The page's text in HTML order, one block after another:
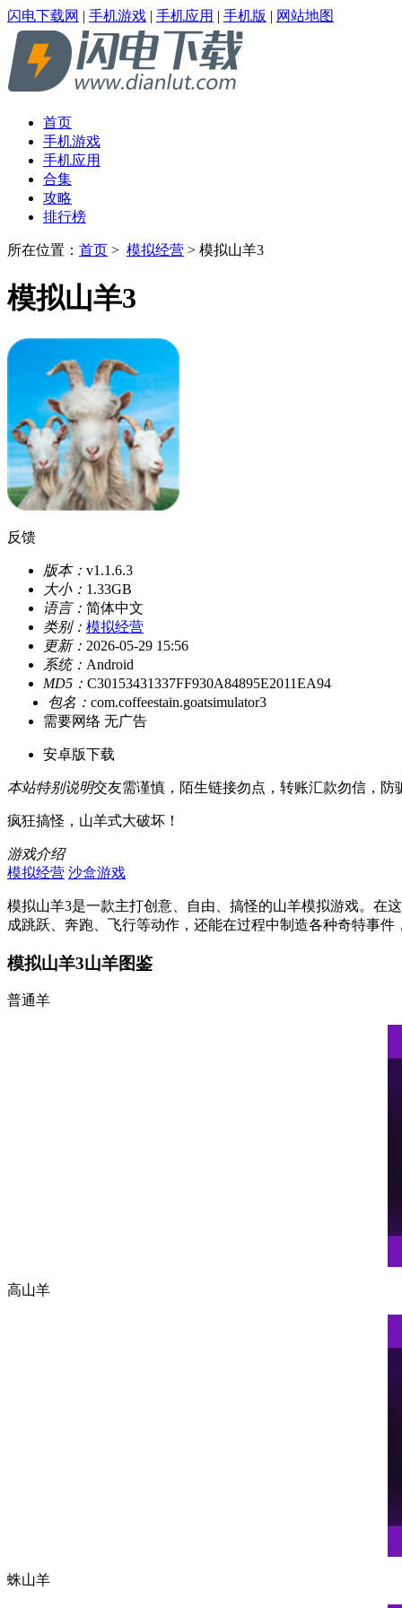
闪电下载网 | 手机游戏 | 手机应用 | 手机版 | 网站地图
首页
手机游戏
手机应用
合集
攻略
排行榜
所在位置： 首页 > 模拟经营 > 模拟山羊3
模拟山羊3
反馈
版本： v1.1.6.3
大小： 1.33GB
语言： 简体中文
类别： 模拟经营
更新： 2026-05-29 15:56
系统： Android
MD5： C30153431337FF930A84895E2011EA94
包名： com.coffeestain.goatsimulator3
需要网络 无广告
安卓版下载
本站特别说明交友需谨慎，陌生链接勿点，转账汇款勿信，
疯狂搞怪，山羊式大破坏！
游戏介绍
模拟经营 沙盒游戏
模拟山羊3是一款主打创意、自由、搞怪的山羊模拟游戏。在
成跳跃、奔跑、飞行等动作，还能在过程中制造各种奇特事
模拟山羊3山羊图鉴
普通羊
高山羊
蛛山羊